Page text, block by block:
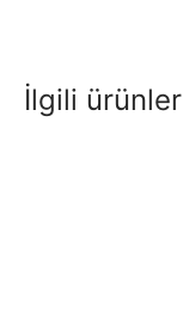
İlgili ürünler